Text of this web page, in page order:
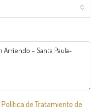
Política de Tratamiento de